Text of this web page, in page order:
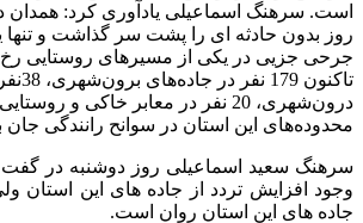
روز بدون حادثه ای را پشت سر گذاشت و تنها
جرحی جزیی در یکی از مسیرهای روستایی رخ
تاکنون
محدوده‌های این استان در سوانح رانندگی جان
سرهنگ سعید اسماعیلی روز دوشنبه در گفت و
وجود افزایش تردد از جاده های این استان
جاده های این استان روان است.